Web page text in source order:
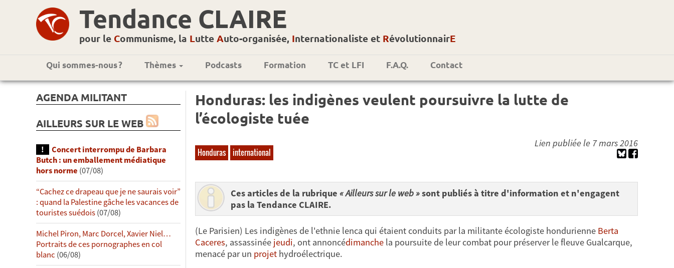
Tendance CLAIRE
pour le Communisme, la Lutte Auto-organisée, Internationaliste et RévolutionnairE
Qui sommes-nous ? Thèmes Podcasts Formation TC et LFI F.A.Q. Contact
AGENDA MILITANT
AILLEURS SUR LE WEB
Concert interrompu de Barbara
Butch : un emballement médiatique
hors norme (07/08)
“Cachez ce drapeau que je ne saurais voir”
: quand la Palestine gâche les vacances de
touristes suédois(07/08)
Michel Piron, Marc Dorcel, Xavier Niel…
Portraits de ces pornographes en col
blanc (06/08)
Honduras: les indigènes veulent poursuivre la lutte de
l’écologiste tuée
Honduras international
Lien publiée le 7 mars 2016
Ces articles de la rubrique « Ailleurs sur le web »sont publiés à titre d'information et n'engagent
pas la Tendance CLAIRE.
(Le Parisien) Les indigènes de l'ethnie lenca qui étaient conduits par la militante écologiste hondurienne Berta
Caceres, assassinée jeudi, ont annoncédimanchela poursuite de leur combat pour préserver le fleuve Gualcarque,
menacé par un projethydroélectrique.